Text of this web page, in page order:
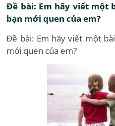
Đề bài: Em hãy viết một
bạn mới quen của em?
Đề bài: Em hãy viết một
mới quen của em?